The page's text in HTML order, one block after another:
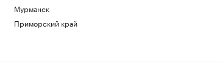
Мурманск
Приморский край